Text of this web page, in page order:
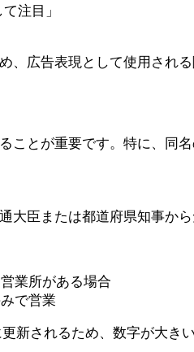
注目」
広告表現として使用され
とが重要です。特に、同
臣または都道府県知事から
業所がある場合
で営業
新されるため、数字が大き